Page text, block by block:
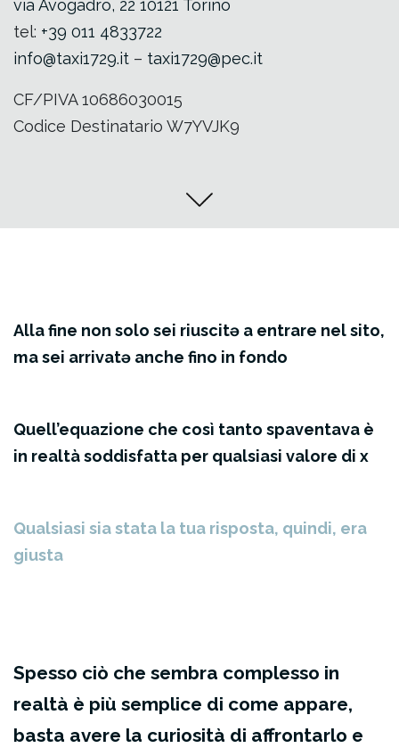
via Avogadro, 22 10121 Torino
tel: +39 011 4833722
info@taxi1729.it – taxi1729@pec.it
CF/PIVA 10686030015
Codice Destinatario W7YVJK9
Alla fine non solo sei riuscitə a entrare nel sito,
ma sei arrivatə anche fino in fondo
Quell’equazione che così tanto spaventava è
in realtà soddisfatta per qualsiasi valore di x
Qualsiasi sia stata la tua risposta, quindi, era
giusta
Spesso ciò che sembra complesso in
realtà è più semplice di come appare,
basta avere la curiosità di affrontarlo e